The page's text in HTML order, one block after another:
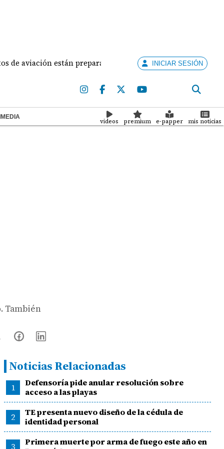
están preparados para ejercer la docenciaINICIAR SESIÓN
videos premium e-papper mis noticias
También
Noticias Relacionadas
1
Defensoría pide anular resolución sobre
acceso a las playas
2
TE presenta nuevo diseño de la cédula de
identidad personal
3
Primera muerte por arma de fuego este año en